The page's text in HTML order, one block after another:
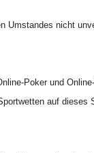
Umstandes nicht
Poker und
auf dieses